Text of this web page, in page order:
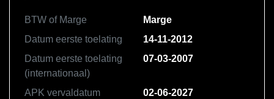
BTW of Marge
Marge
Datum eerste toelating
14-11-2012
Datum eerste toelating
(internationaal)
07-03-2007
APK vervaldatum
02-06-2027